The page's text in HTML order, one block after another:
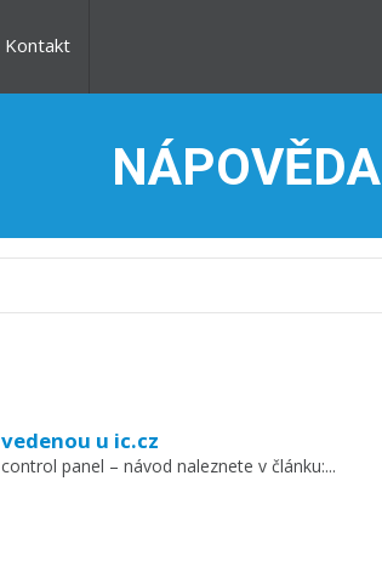
Kontakt
NÁPOVĚDA
u ic.cz
panel – návod naleznete v článku:...